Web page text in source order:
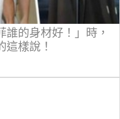
的身材好！」時，
樣說！